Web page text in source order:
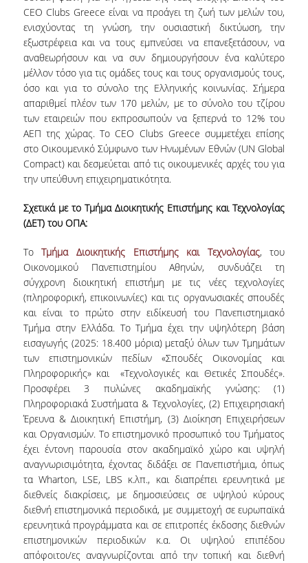
CEO Clubs Greece είναι να προάγει τη ζωή των μελών του,
ενισχύοντας τη γνώση, την ουσιαστική δικτύωση, την
εξωστρέφεια και να τους εμπνεύσει να επανεξετάσουν, να
αναθεωρήσουν και να συν δημιουργήσουν ένα καλύτερο
μέλλον τόσο για τις ομάδες τους και τους οργανισμούς τους,
όσο και για το σύνολο της Ελληνικής κοινωνίας. Σήμερα
απαριθμεί πλέον των 170 μελών, με το σύνολο του τζίρου
των εταιρειών που εκπροσωπούν να ξεπερνά το 12% του
ΑΕΠ της χώρας. Το CEO Clubs Greece συμμετέχει επίσης
στο Οικουμενικό Σύμφωνο των Ηνωμένων Εθνών (UN Global
Compact) και δεσμεύεται από τις οικουμενικές αρχές του για
την υπεύθυνη επιχειρηματικότητα.
Σχετικά με το Τμήμα Διοικητικής Επιστήμης και Τεχνολογίας
(ΔΕΤ) του OΠΑ:
ΤοΤμήμα Διοικητικής Επιστήμης και Τεχνολογίας, του
Οικονομικού Πανεπιστημίου Αθηνών, συνδυάζει τη
σύγχρονη διοικητική επιστήμη με τις νέες τεχνολογίες
(πληροφορική, επικοινωνίες) και τις οργανωσιακές σπουδές
και είναι το πρώτο στην ειδίκευσή του Πανεπιστημιακό
Τμήμα στην Ελλάδα. Το Τμήμα έχει την υψηλότερη βάση
εισαγωγής (2025: 18.400 μόρια) μεταξύ όλων των Τμημάτων
των επιστημονικών πεδίων «Σπουδές Οικονομίας και
Πληροφορικής» και «Τεχνολογικές και Θετικές Σπουδές».
Προσφέρει 3 πυλώνες ακαδημαϊκής γνώσης: (1)
Πληροφοριακά Συστήματα & Τεχνολογίες, (2) Επιχειρησιακή
Έρευνα & Διοικητική Επιστήμη, (3) Διοίκηση Επιχειρήσεων
και Οργανισμών. Το επιστημονικό προσωπικό του Τμήματος
έχει έντονη παρουσία στον ακαδημαϊκό χώρο και υψηλή
αναγνωρισιμότητα, έχoντας διδάξει σε Πανεπιστήμια, όπως
τα Wharton, LSE, LBS κ.λπ., και διαπρέπει ερευνητικά με
διεθνείς διακρίσεις, με δημοσιεύσεις σε υψηλού κύρους
διεθνή επιστημονικά περιοδικά, με συμμετοχή σε ευρωπαϊκά
ερευνητικά προγράμματα και σε επιτροπές έκδοσης διεθνών
επιστημονικών περιοδικών κ.α. Οι υψηλού επιπέδου
απόφοιτοι/ες αναγνωρίζονται από την τοπική και διεθνή